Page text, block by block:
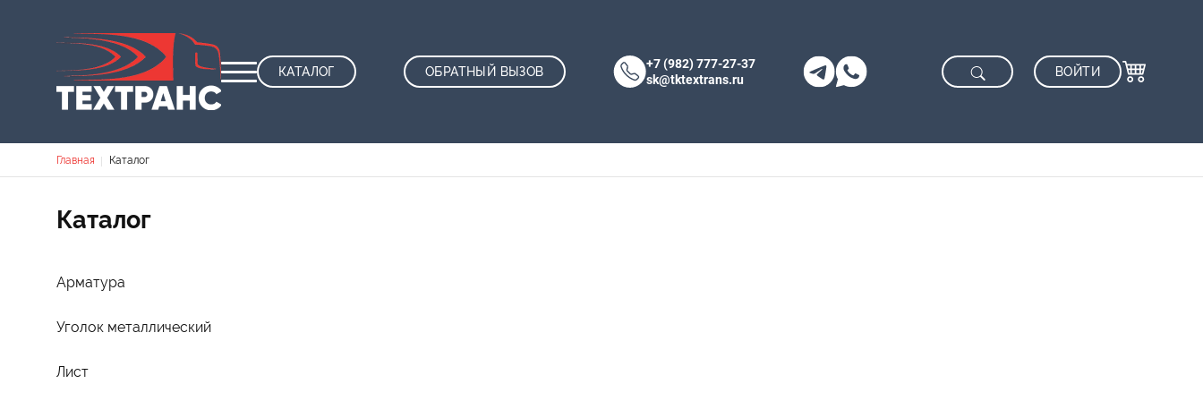
ДОСТАВКА И ОПЛАТА
КАТАЛОГ ОБРАТНЫЙ ВЫЗОВ
+7 (982) 777-27-37
sk@tktextrans.ru
ВОЙТИ
Оформление заказа
Строка навигации
Главная Каталог
Каталог
Арматура
Уголок металлический
Лист